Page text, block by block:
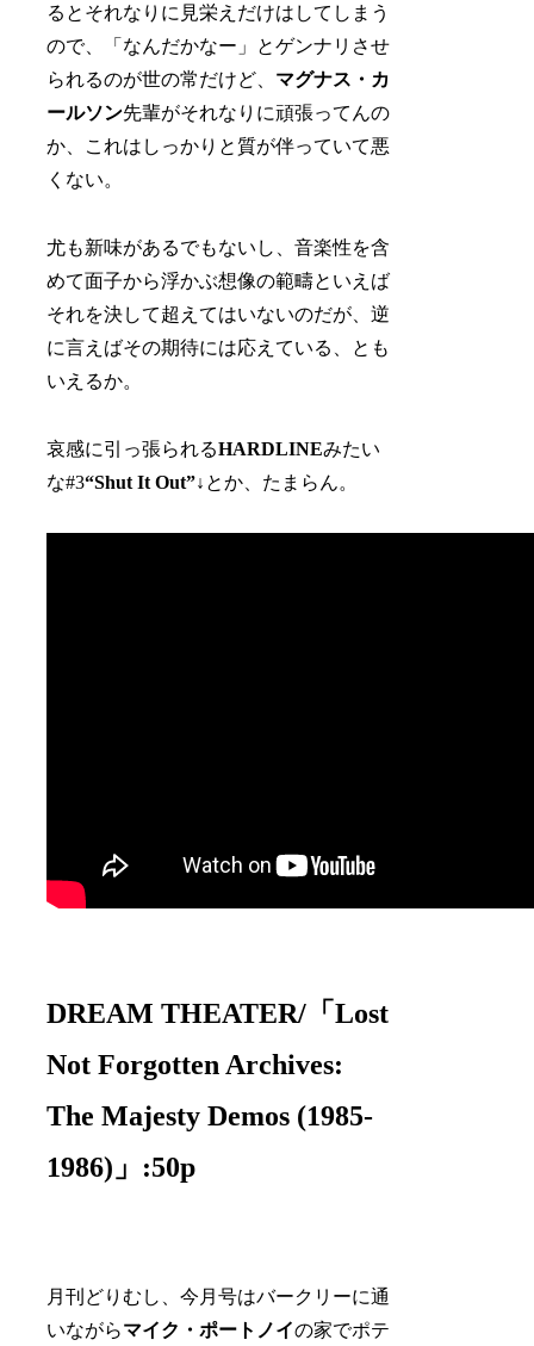
るとそれなりに見栄えだけはしてしまう
ので、「なんだかなー」とゲンナリさせ
られるのが世の常だけど、 マグナス・カ
ールソン先輩がそれなりに頑張ってんの
か、これはしっかりと質が伴っていて悪
くない。
尤も新味があるでもないし、音楽性を含
めて面子から浮かぶ想像の範疇といえば
それを決して超えてはいないのだが、逆
に言えばその期待には応えている、とも
いえるか。
哀感に引っ張られるHARDLINEみたい
な#3“Shut It Out”↓とか、たまらん。
DREAM THEATER/「Lost
Not Forgotten Archives:
The Majesty Demos (1985-
1986)」:50p
月刊どりむし、今月号はバークリーに通
いながらマイク・ポートノイの家でポテ